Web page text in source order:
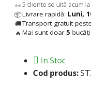
👀6 cliente se uită acum
📦Livrare rapidă: Luni,
🚚Transport gratuit peste
🔥 Mai sunt doar 5
In Stoc
Cod produs: